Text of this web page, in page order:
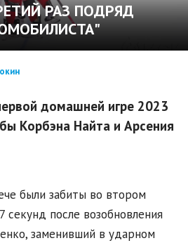
РАЗ ПОДРЯД
домашней игре 2023
Корбэна Найта и Арсения
были забиты во втором
секунд после возобновления
заменивший в ударном